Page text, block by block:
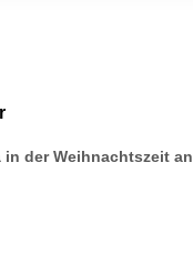
in der Weihnachtszeit an